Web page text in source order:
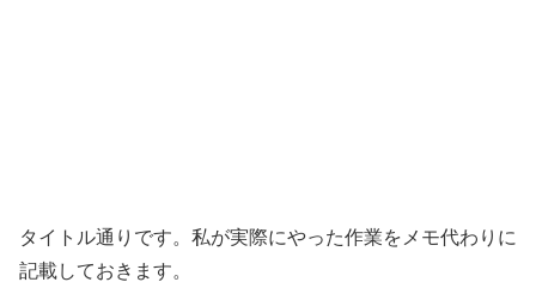
タイトル通りです。私が実際にやった作業をメモ代わりに
記載しておきます。